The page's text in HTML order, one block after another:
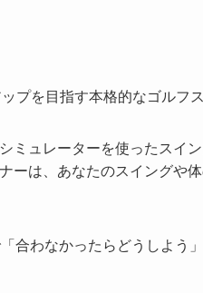
プを目指す本格的なゴルフス
ミュレーターを使ったスイ
ーは、あなたのスイングや
合わなかったらどうしよう